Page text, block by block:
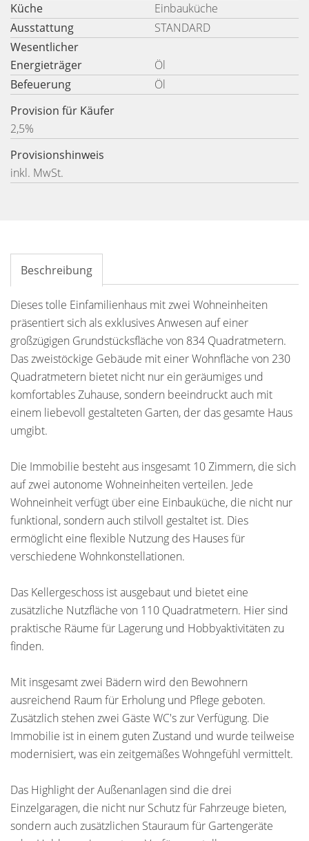
Küche
Einbauküche
Ausstattung
STANDARD
Wesentlicher
Energieträger
Öl
Befeuerung
Öl
Provision für Käufer
2,5%
Provisionshinweis
inkl. MwSt.
Beschreibung
Dieses tolle Einfamilienhaus mit zwei Wohneinheiten
präsentiert sich als exklusives Anwesen auf einer
großzügigen Grundstücksfläche von 834 Quadratmetern.
Das zweistöckige Gebäude mit einer Wohnfläche von 230
Quadratmetern bietet nicht nur ein geräumiges und
komfortables Zuhause, sondern beeindruckt auch mit
einem liebevoll gestalteten Garten, der das gesamte Haus
umgibt.
Die Immobilie besteht aus insgesamt 10 Zimmern, die sich
auf zwei autonome Wohneinheiten verteilen. Jede
Wohneinheit verfügt über eine Einbauküche, die nicht nur
funktional, sondern auch stilvoll gestaltet ist. Dies
ermöglicht eine flexible Nutzung des Hauses für
verschiedene Wohnkonstellationen.
Das Kellergeschoss ist ausgebaut und bietet eine
zusätzliche Nutzfläche von 110 Quadratmetern. Hier sind
praktische Räume für Lagerung und Hobbyaktivitäten zu
finden.
Mit insgesamt zwei Bädern wird den Bewohnern
ausreichend Raum für Erholung und Pflege geboten.
Zusätzlich stehen zwei Gäste WC's zur Verfügung. Die
Immobilie ist in einem guten Zustand und wurde teilweise
modernisiert, was ein zeitgemäßes Wohngefühl vermittelt.
Das Highlight der Außenanlagen sind die drei
Einzelgaragen, die nicht nur Schutz für Fahrzeuge bieten,
sondern auch zusätzlichen Stauraum für Gartengeräte